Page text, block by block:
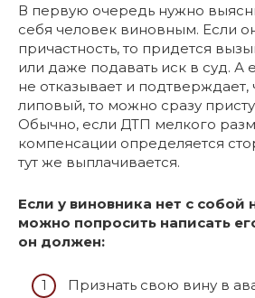
В первую очередь нужно
себя человек виновным. Если
причастность, то придется
или даже подавать иск в суд. А
не отказывает и подтверждает,
липовый, то можно сразу
Обычно, если ДТП мелкого
компенсации определяется
тут же выплачивается.
Если у виновника нет с
можно попросить написать
он должен:
Признать свою вину в